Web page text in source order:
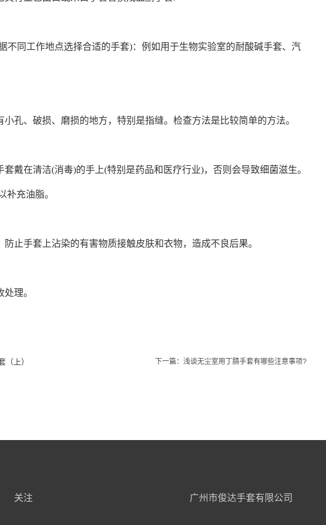
不同工作地点选择合适的手套)：例如用于生物实验室的耐酸碱手套、汽
孔、破损、磨损的地方，特别是指缝。检查方法是比较简单的方法。
套戴在清洁(消毒)的手上(特别是药品和医疗行业)，否则会导致细菌滋生。
补充油脂。
止手套上沾染的有害物质接触皮肤和衣物，造成不良后果。
理。
（上） 下一篇： 浅谈无尘室用丁腈手套有哪些注意事项?
关注 广州市俊达手套有限公司